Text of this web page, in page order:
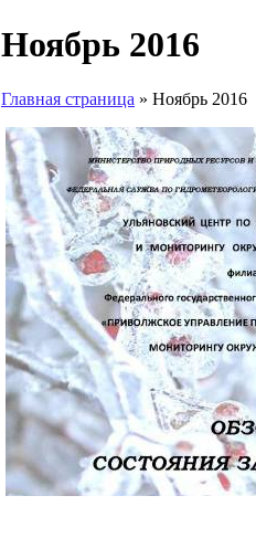
Ноябрь 2016
Главная страница » Ноябрь 2016